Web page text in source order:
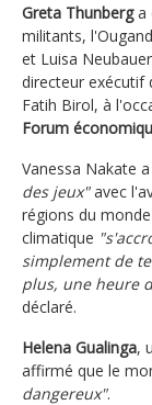
Greta Thunberga
militants,
et Luisa
directeur exécutif
Fatih Birol, à
Forum
Vanessa Nakate
des jeux"avec
régions du
climatique
simplement de
plus, une heure
déclaré.
Helena Gualinga,
affirmé que le
dangereux".